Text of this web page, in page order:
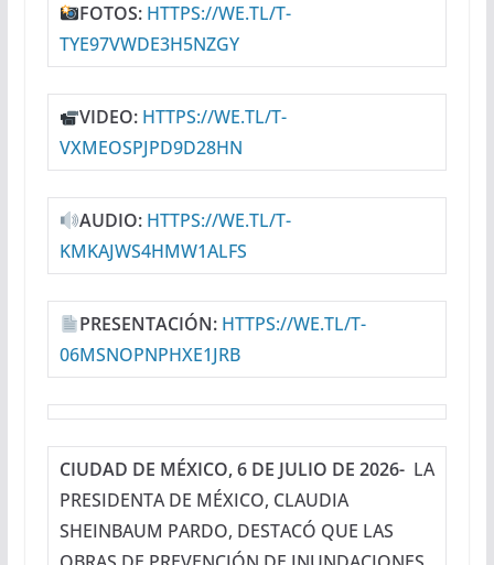
FOTOS: HTTPS://WE.TL/T-
TYE97VWDE3H5NZGY
VIDEO: HTTPS://WE.TL/T-
VXMEOSPJPD9D28HN
AUDIO: HTTPS://WE.TL/T-
KMKAJWS4HMW1ALFS
PRESENTACIÓN: HTTPS://WE.TL/T-
06MSNOPNPHXE1JRB
CIUDAD DE MÉXICO, 6 DE JULIO DE 2026- LA
PRESIDENTA DE MÉXICO, CLAUDIA
SHEINBAUM PARDO, DESTACÓ QUE LAS